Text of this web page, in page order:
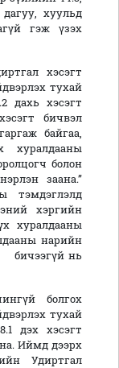
хуульд
гэж үзэх
хэсэгт
тухай
дахь хэсэгт
бичвэл
байгаа,
хуралдааны
болон
заана.”
тэмдэглэлд
хэргийн
хуралдааны
нарийн
бичээгүй нь
болгох
тухай
дэх хэсэгт
Иймд дээрх
Удиртгал